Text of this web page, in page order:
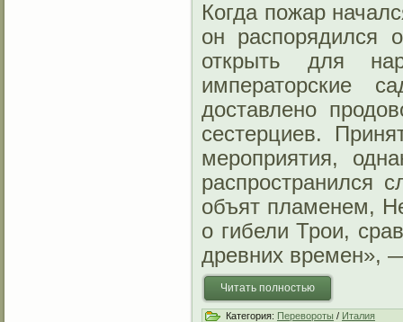
Когда пожар
он распорядился
открыть для
императорские
доставлено
сестерциев.
мероприятия,
распространился
объят пламенем,
о гибели Трои,
древних времен»,
Читать полностью
Категория: Перевороты / Италия